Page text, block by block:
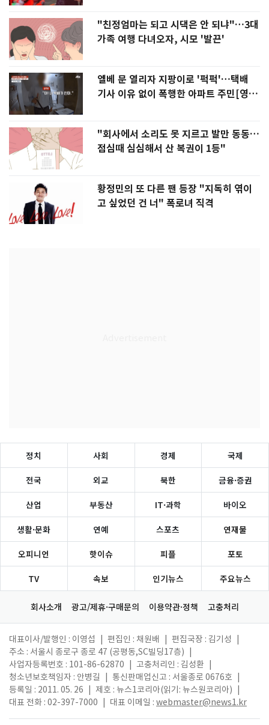
"친정엄마는 되고 시댁은 안 되냐"…3대
가족 여행 다녀오자, 시모 '발끈'
엘베 문 열리자 지팡이로 '퍽퍽'…택배
기사 이유 없이 폭행한 아파트 주민[영
"회사에서 소리도 못 지르고 발만 동동…
점심때 심심해서 산 복권이 1등"
황정민의 또 다른 팬 등장 "지독히 엮이
고 싶었던 건 너" 폭로녀 직격
정치 사회 경제 국제
전국 외교 북한 금융·증권
산업 부동산 IT·과학 바이오
생활·문화 연예 스포츠 연재물
오피니언 핫이슈 피플 포토
TV 속보 인기뉴스 주요뉴스
회사소개 광고/제휴·구매문의 이용약관·정책 고충처리
대표이사/발행인 : 이영섭 편집인 : 채원배 편집국장 : 김기성
주소 : 서울시 종로구 종로 47 (공평동,SC빌딩17층)
사업자등록번호 : 101-86-62870
고충처리인 : 김성환
청소년보호책임자 : 안병길
통신판매업신고 : 서울종로 0676호
등록일 : 2011. 05. 26
제호 : 뉴스1코리아(읽기: 뉴스원코리아)
대표 전화 : 02-397-7000
대표 이메일 : webmaster@news1.kr